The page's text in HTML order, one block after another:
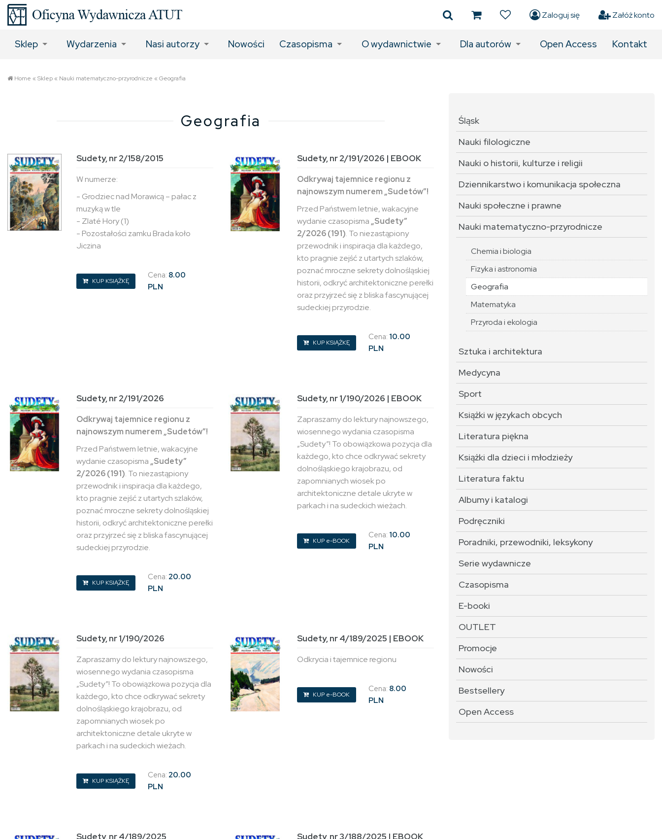
Zaloguj się Załóż konto
Sklep Wydarzenia Nasi autorzy Nowości Czasopisma O wydawnictwie Dla autorów Open Access Kontakt
Home «Sklep« Nauki matematyczno-przyrodnicze «Geografia
Geografia
Sudety, nr 2/158/2015
W numerze:
- Grodziec nad Morawicą – pałac z
muzyką w tle
- Zlaté Hory (1)
- Pozostałości zamku Brada koło
Jiczina
Cena: 8.00
PLN
KUP KSIĄŻKĘ
Sudety, nr 2/191/2026 | EBOOK
Odkrywaj tajemnice regionu z
najnowszym numerem „Sudetów”!
Przed Państwem letnie, wakacyjne
wydanie czasopisma „Sudety”
2/2026 (191). To niezastąpiony
przewodnik i inspiracja dla każdego,
kto pragnie zejść z utartych szlaków,
poznać mroczne sekrety dolnośląskiej
historii, odkryć architektoniczne perełki
oraz przyjrzeć się z bliska fascynującej
sudeckiej przyrodzie.
Cena: 10.00
PLN
KUP KSIĄŻKĘ
Sudety, nr 2/191/2026
Odkrywaj tajemnice regionu z
najnowszym numerem „Sudetów”!
Przed Państwem letnie, wakacyjne
wydanie czasopisma „Sudety”
2/2026 (191). To niezastąpiony
przewodnik i inspiracja dla każdego,
kto pragnie zejść z utartych szlaków,
poznać mroczne sekrety dolnośląskiej
historii, odkryć architektoniczne perełki
oraz przyjrzeć się z bliska fascynującej
sudeckiej przyrodzie.
Cena: 20.00
PLN
KUP KSIĄŻKĘ
Sudety, nr 1/190/2026 | EBOOK
Zapraszamy do lektury najnowszego,
wiosennego wydania czasopisma
„Sudety”! To obowiązkowa pozycja dla
każdego, kto chce odkrywać sekrety
dolnośląskiego krajobrazu, od
zapomnianych wiosek po
architektoniczne detale ukryte w
parkach i na sudeckich wieżach.
Cena: 10.00
PLN
KUP e-BOOK
Sudety, nr 1/190/2026
Zapraszamy do lektury najnowszego,
wiosennego wydania czasopisma
„Sudety”! To obowiązkowa pozycja dla
każdego, kto chce odkrywać sekrety
dolnośląskiego krajobrazu, od
zapomnianych wiosek po
architektoniczne detale ukryte w
parkach i na sudeckich wieżach.
Cena: 20.00
PLN
KUP KSIĄŻKĘ
Sudety, nr 4/189/2025 | EBOOK
Odkrycia i tajemnice regionu
Cena: 8.00
PLN
KUP e-BOOK
Sudety, nr 4/189/2025 Sudety, nr 3/188/2025 | EBOOK
Śląsk
Nauki filologiczne
Nauki o historii, kulturze i religii
Dziennikarstwo i komunikacja społeczna
Nauki społeczne i prawne
Nauki matematyczno-przyrodnicze
Chemia i biologia
Fizyka i astronomia
Geografia
Matematyka
Przyroda i ekologia
Sztuka i architektura
Medycyna
Sport
Książki w językach obcych
Literatura piękna
Książki dla dzieci i młodzieży
Literatura faktu
Albumy i katalogi
Podręczniki
Poradniki, przewodniki, leksykony
Serie wydawnicze
Czasopisma
E-booki
OUTLET
Promocje
Nowości
Bestsellery
Open Access